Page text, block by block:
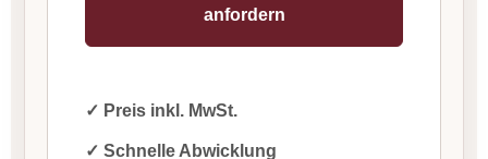
anfordern
✓ Preis inkl. MwSt.
✓ Schnelle Abwicklung